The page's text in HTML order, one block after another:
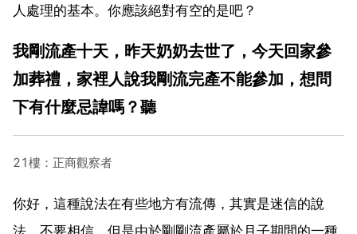
人處理的基本。你應該絕對有空的是吧？
我剛流產十天，昨天奶奶去世了，今天回家參
加葬禮，家裡人說我剛流完產不能參加，想問
下有什麼忌諱嗎？聽
21樓：正商觀察者
你好，這種說法在有些地方有流傳，其實是迷信的說
法，不要相信。但是由於剛剛流產屬於月子期間的一種